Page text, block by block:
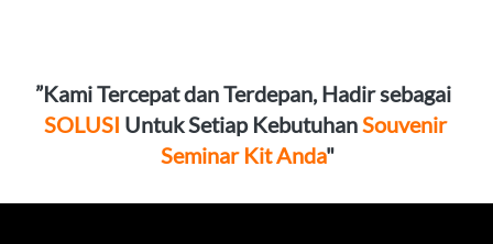
”Kami Tercepat dan Terdepan, Hadir sebagai
SOLUSI Untuk Setiap Kebutuhan Souvenir
Seminar Kit Anda"